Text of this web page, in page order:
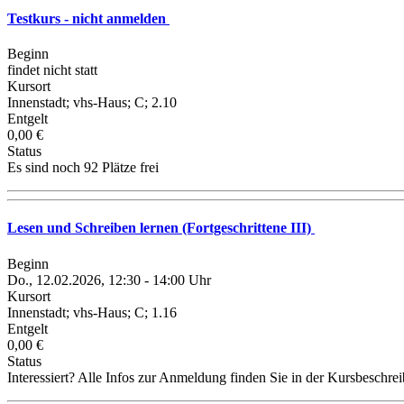
Testkurs - nicht anmelden
Beginn
findet nicht statt
Kursort
Innenstadt; vhs-Haus; C; 2.10
Entgelt
0,00 €
Status
Es sind noch 92 Plätze frei
Lesen und Schreiben lernen (Fortgeschrittene III)
Beginn
Do., 12.02.2026, 12:30 - 14:00 Uhr
Kursort
Innenstadt; vhs-Haus; C; 1.16
Entgelt
0,00 €
Status
Interessiert? Alle Infos zur Anmeldung finden Sie in der